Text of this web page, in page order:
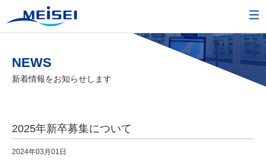
NEWS
新着情報をお知らせします
2025年新卒募集について
2024年03月01日